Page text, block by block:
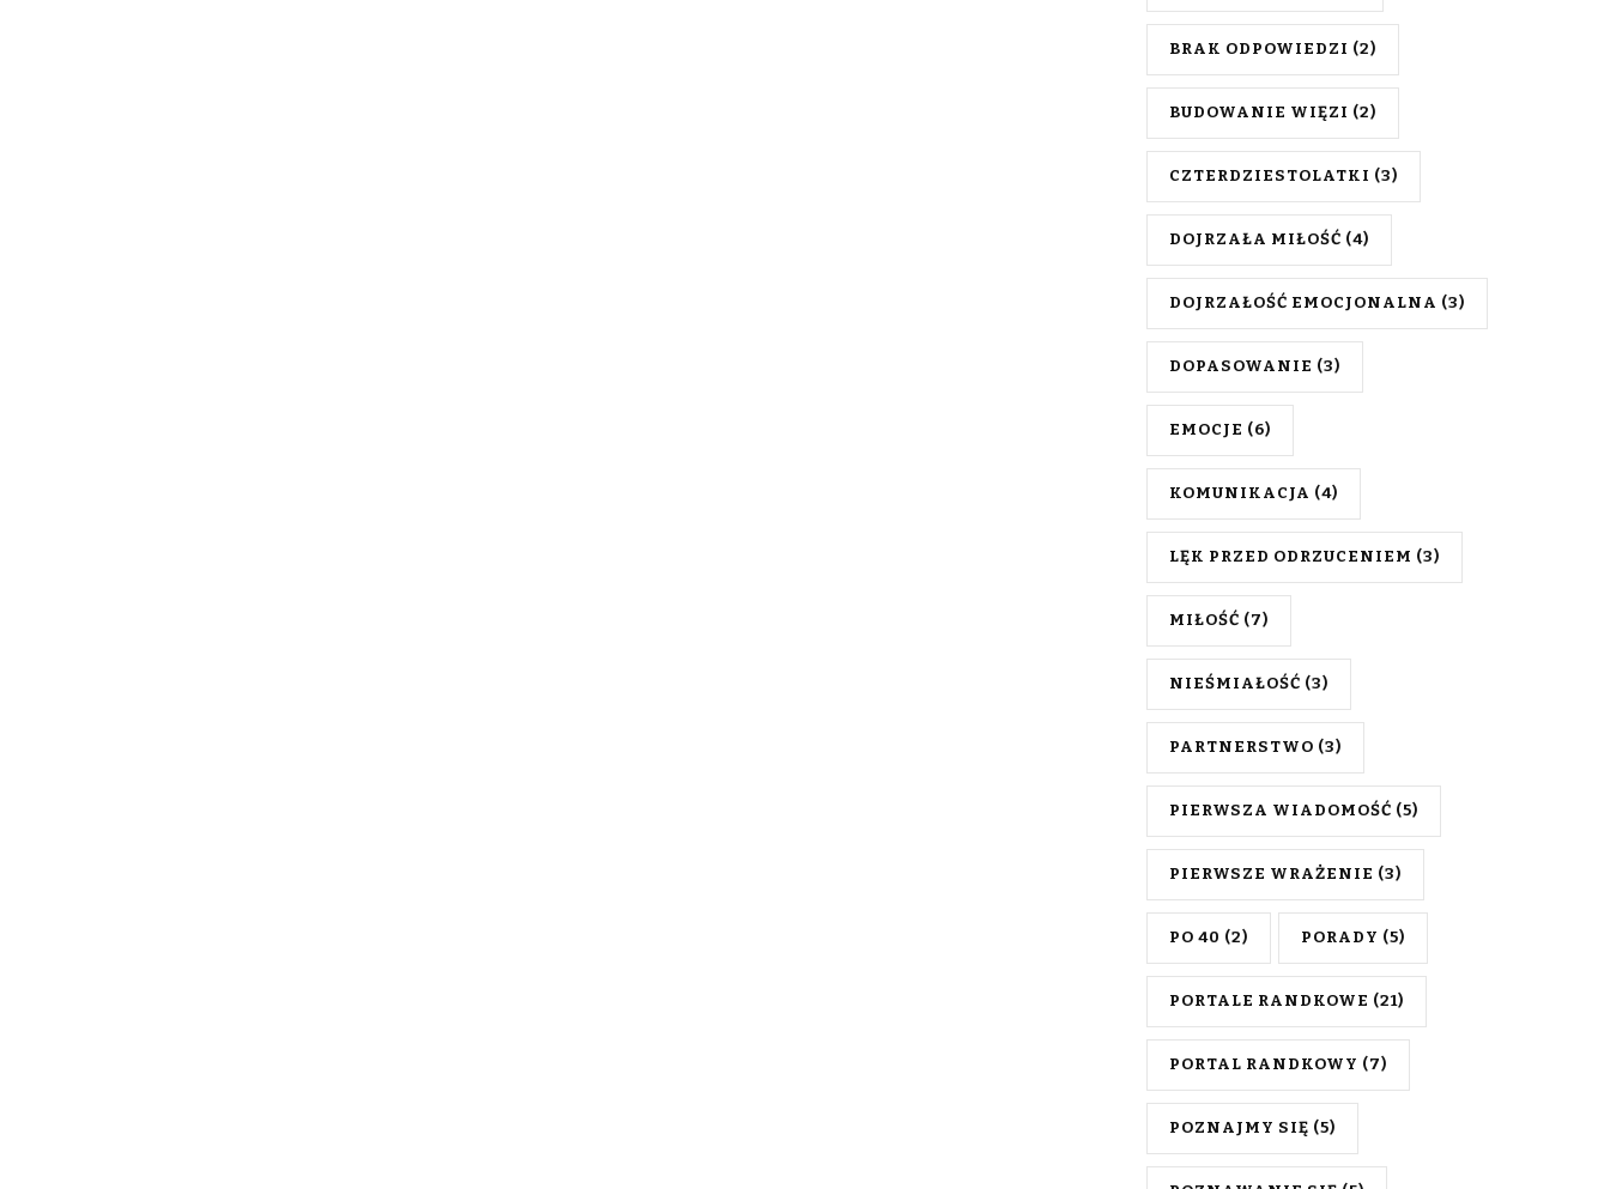
BRAK ODPOWIEDZI (2)
BUDOWANIE WIĘZI (2)
CZTERDZIESTOLATKI (3)
DOJRZAŁA MIŁOŚĆ (4)
DOJRZAŁOŚĆ EMOCJONALNA (3)
DOPASOWANIE (3)
EMOCJE (6)
KOMUNIKACJA (4)
LĘK PRZED ODRZUCENIEM (3)
MIŁOŚĆ (7)
NIEŚMIAŁOŚĆ (3)
PARTNERSTWO (3)
PIERWSZA WIADOMOŚĆ (5)
PIERWSZE WRAŻENIE (3)
PO 40 (2) PORADY (5)
PORTALE RANDKOWE (21)
PORTAL RANDKOWY (7)
POZNAJMY SIĘ (5)